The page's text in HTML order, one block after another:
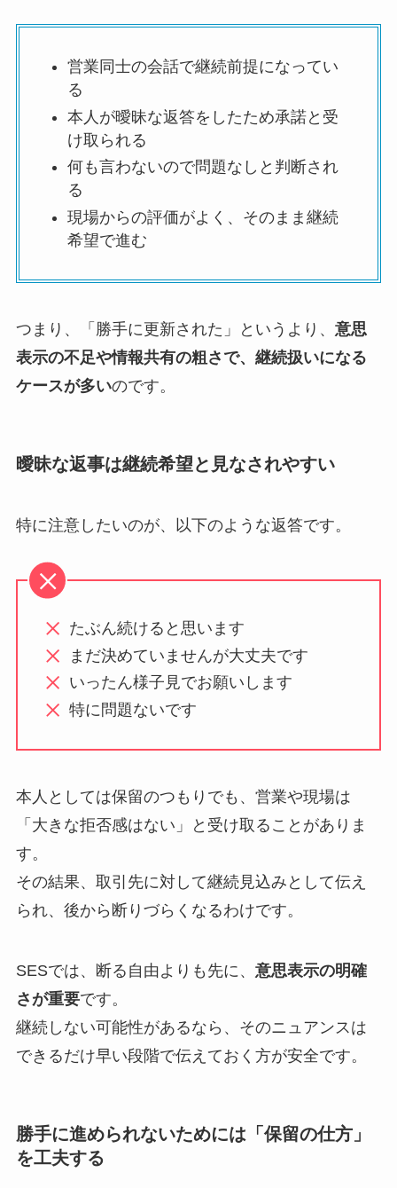
営業同士の会話で継続前提になってい
る
本人が曖昧な返答をしたため承諾と受
け取られる
何も言わないので問題なしと判断され
る
現場からの評価がよく、そのまま継続
希望で進む
つまり、「勝手に更新された」というより、 意思
表示の不足や情報共有の粗さで、継続扱いになる
ケースが多いのです。
曖昧な返事は継続希望と見なされやすい
特に注意したいのが、以下のような返答です。
たぶん続けると思います
まだ決めていませんが大丈夫です
いったん様子見でお願いします
特に問題ないです
本人としては保留のつもりでも、営業や現場は
「大きな拒否感はない」と受け取ることがありま
す。
その結果、取引先に対して継続見込みとして伝え
られ、後から断りづらくなるわけです。
SESでは、断る自由よりも先に、 意思表示の明確
さが重要です。
継続しない可能性があるなら、そのニュアンスは
できるだけ早い段階で伝えておく方が安全です。
勝手に進められないためには「保留の仕方」
を工夫する